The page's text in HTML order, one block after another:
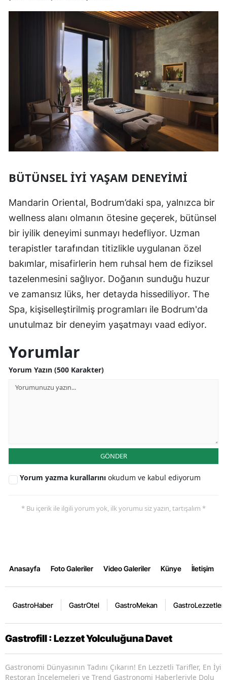
BÜTÜNSEL İYİ YAŞAM DENEYİMİ
Mandarin Oriental, Bodrum’daki spa, yalnızca bir
wellness alanı olmanın ötesine geçerek, bütünsel
bir iyilik deneyimi sunmayı hedefliyor. Uzman
terapistler tarafından titizlikle uygulanan özel
bakımlar, misafirlerin hem ruhsal hem de fiziksel
tazelenmesini sağlıyor. Doğanın sunduğu huzur
ve zamansız lüks, her detayda hissediliyor. The
Spa, kişiselleştirilmiş programları ile Bodrum'da
unutulmaz bir deneyim yaşatmayı vaad ediyor.
Yorumlar
Yorum Yazın (500 Karakter)
GÖNDER
Yorum yazma kurallarını okudum ve kabul ediyorum
* Bu içerik ile ilgili yorum yok, ilk yorumu siz yazın, tartışalım *
Anasayfa Foto Galeriler Video Galeriler Künye İletişim
GastroHaber GastrOtel GastroMekan GastroLezzetler
Gastrofill : Lezzet Yolculuğuna Davet
Gastronomi Dünyasının Tadını Çıkarın! En Lezzetli Tarifler, En İyi
Restoran İncelemeleri ve Trend Gastronomi Haberleriyle Dolu